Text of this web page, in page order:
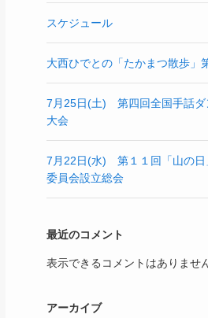
スケジュール
大西ひでとの「たかまつ散歩」
7月25日(土) 第四回全国手話ダ
大会
7月22日(水) 第１１回「山の日
委員会設立総会
最近のコメント
表示できるコメントはありませ
アーカイブ